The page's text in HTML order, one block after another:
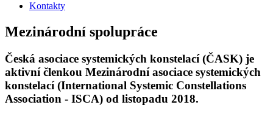
Kontakty
Mezinárodní spolupráce
Česká asociace systemických konstelací (ČASK) je
aktivní členkou Mezinárodní asociace systemických
konstelací (International Systemic Constellations
Association - ISCA) od listopadu 2018.